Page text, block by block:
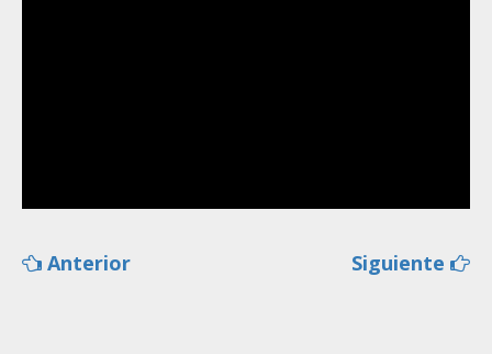
Anterior Siguiente